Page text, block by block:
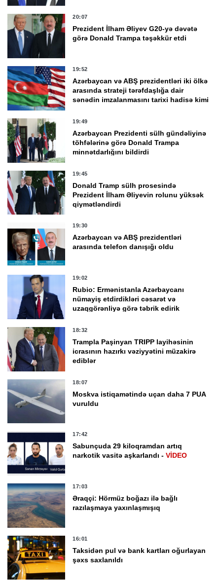
20:07
Prezident İlham Əliyev G20-yə dəvətə
görə Donald Trampa təşəkkür etdi
19:52
Azərbaycan və ABŞ prezidentləri iki ölkə
arasında strateji tərəfdaşlığa dair
sənədin imzalanmasını tarixi hadisə kimi
19:49
Azərbaycan Prezidenti sülh gündəliyinə
töhfələrinə görə Donald Trampa
minnətdarlığını bildirdi
19:45
Donald Tramp sülh prosesində
Prezident İlham Əliyevin rolunu yüksək
qiymətləndirdi
19:30
Azərbaycan və ABŞ prezidentləri
arasında telefon danışığı oldu
19:02
Rubio: Ermənistanla Azərbaycanı
nümayiş etdirdikləri cəsarət və
uzaqgörənliyə görə təbrik edirik
18:32
Trampla Paşinyan TRIPP layihəsinin
icrasının hazırkı vəziyyətini müzakirə
ediblər
18:07
Moskva istiqamətində uçan daha 7 PUA
vuruldu
17:42
Sabunçuda 29 kiloqramdan artıq
narkotik vasitə aşkarlandı -VİDEO
17:03
Əraqçi: Hörmüz boğazı ilə bağlı
razılaşmaya yaxınlaşmışıq
16:01
Taksidən pul və bank kartları oğurlayan
şəxs saxlanıldı